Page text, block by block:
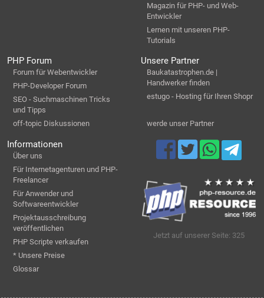
Magazin für PHP- und Web-
Entwickler
Lernen mit unseren PHP-
Tutorials
PHP Forum
Forum für Webentwickler
PHP-Developer Forum
SEO - Suchmaschinen Tricks
und Tipps
off-topic Diskussionen
Unsere Partner
Baukatastrophen.de |
Handwerker finden
estugo - Hosting für Ihren Shopr
werde unser Partner
Informationen
Über uns
Für Internetagenturen und PHP-
Freelancer
Für Anwender und
Softwareentwickler
Projektausschreibung
veröffentlichen
PHP Scripte verkaufen
* Unsere Preise
Glossar
Jetzt auf unserer Seite: 325